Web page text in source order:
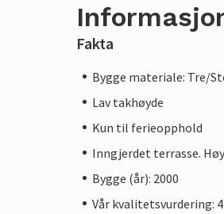
Fakta
Bygge materiale: Tre/
Lav takhøyde
Kun til ferieopphold
Inngjerdet terrasse.
Bygge (år): 2000
Vår kvalitetsvurdering: 4